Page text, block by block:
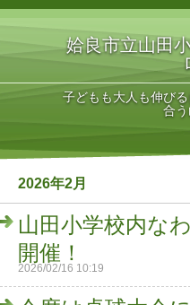
姶良市立山田
子どもも大人も伸び
合
2026年2月
山田小学校内な
開催！
2026/02/16 10:19